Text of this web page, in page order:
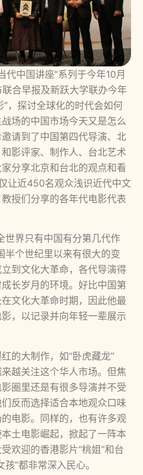
代中国讲座”系列于今年10月
合早报及新跃大学联办今年
”，探讨全球化的时代会如何
场的中国市场今天又是怎么
请到了中国第四代导演、北
影评家、制作人、台北艺术
分享北京和台北的观点和看
让近450名观众浅识近代中文
授们分享的各年代电影代表
世界只有中国有分第几代作
半个世纪里以来有很大的变
到文化大革命，各代导演得
长岁月的环境。好比中国第
文化大革命时期，因此他最
，以记录并向年轻一辈展示
的大制作，如“卧虎藏龙”
越关注这个华人市场。但焦
圈里还是有很多导演并不受
反而选择适合本地观众口味
电影。同样的，也有许多观
土电影崛起，掀起了一阵本
欢迎的香港影片“桃姐”和台
”都非常深入民心。